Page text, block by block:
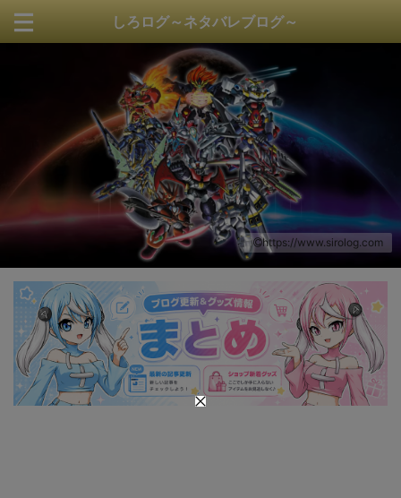
しろログ～ネタバレブログ～
https://www.sirolog.com